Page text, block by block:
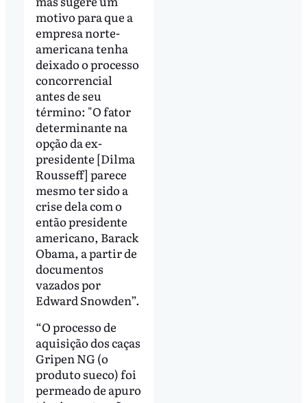
motivo para que a
empresa norte-
americana tenha
deixado o processo
concorrencial
antes de seu
término: "O fator
determinante na
opção da ex-
presidente [Dilma
Rousseff] parece
mesmo ter sido a
crise dela com o
então presidente
americano, Barack
Obama, a partir de
documentos
vazados por
Edward Snowden”.
“O processo de
aquisição dos caças
Gripen NG (o
produto sueco) foi
permeado de apuro